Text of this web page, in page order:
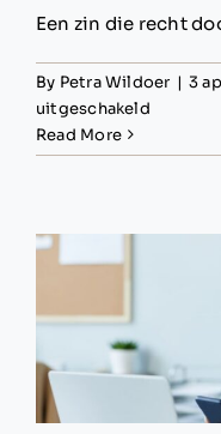
Een zin die recht
By Petra Wildoer | 3
uitgeschakeldvoor
red
Read More